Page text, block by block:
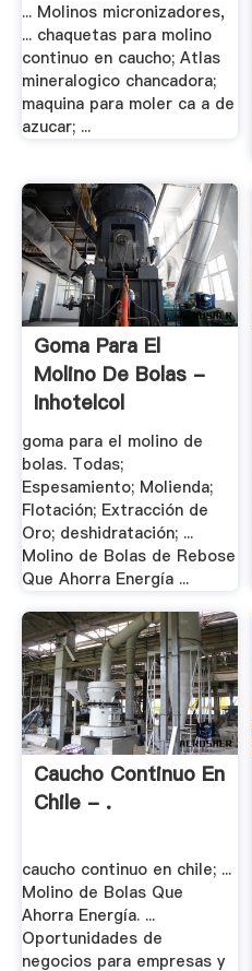
... Molinos micronizadores,
... chaquetas para molino
continuo en caucho; Atlas
mineralogico chancadora;
maquina para moler ca a de
azucar; ...
Goma Para El
Molino De Bolas -
Inhotelcol
goma para el molino de
bolas. Todas;
Espesamiento; Molienda;
Flotación; Extracción de
Oro; deshidratación; ...
Molino de Bolas de Rebose
Que Ahorra Energía ...
Caucho Continuo En
Chile - .
caucho continuo en chile; ...
Molino de Bolas Que
Ahorra Energía. ...
Oportunidades de
negocios para empresas y